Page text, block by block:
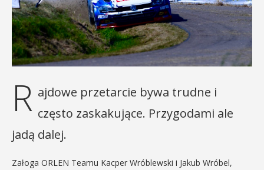
R ajdowe przetarcie bywa trudne i
często zaskakujące. Przygodami ale
jadą dalej.
Załoga ORLEN Teamu Kacper Wróblewski i Jakub Wróbel,